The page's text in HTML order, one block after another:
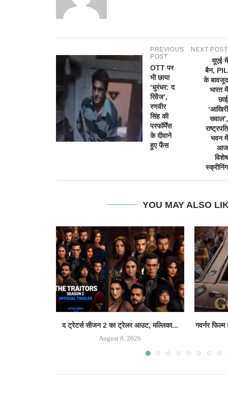
PREVIOUS
POST
OTT पर
भी छाया
‘धुरंधर: द
रिवेंज’,
रणवीर
सिंह की
परफॉर्मेंस
के दीवाने
हुए फैंस
NEXT POST
यूएई में
बैन, PIL
के बावजूद
भारत में
छाई
‘आखिरी
सवाल’,
राष्ट्रपति
भवन में
आज
विशेष
स्क्रीनिंग
YOU MAY ALSO
द ट्रेटर्स सीजन 2 का ट्रेलर आउट, मल्लिका...
August 8, 2026
गवर्नर